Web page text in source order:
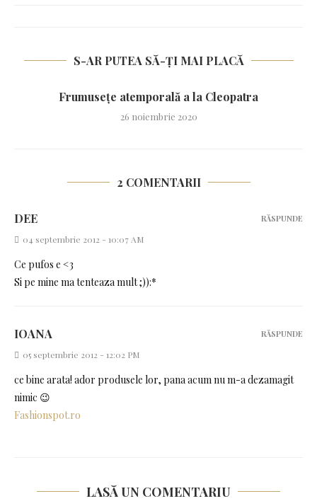
S-AR PUTEA SĂ-ȚI MAI PLACĂ
Frumusețe atemporală a la Cleopatra
26 noiembrie 2020
2 COMENTARII
DEE
04 septembrie 2012 - 10:07 AM
Ce pufos e <3
Si pe mine ma tenteaza mult ;)):*
RĂSPUNDE
IOANA
05 septembrie 2012 - 12:02 PM
ce bine arata! ador produsele lor, pana acum nu m-a dezamagit
nimic 😉
Fashionspot.ro
RĂSPUNDE
LASĂ UN COMENTARIU